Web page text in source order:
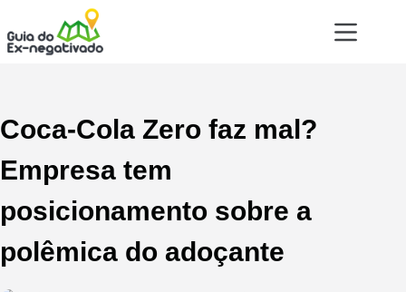
Coca-Cola Zero faz mal?
Empresa tem
posicionamento sobre a
polêmica do adoçante